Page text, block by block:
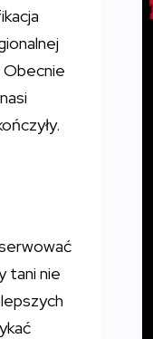
Obecnie
tani nie